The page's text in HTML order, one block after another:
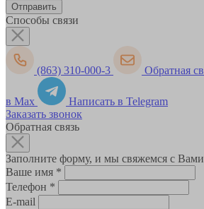
Способы связи
(863) 310-000-3 Обратная
в Max
Написать в Telegram
Заказать звонок
Обратная связь
Заполните форму, и мы свяжемся с
Ваше имя *
Телефон *
E-mail